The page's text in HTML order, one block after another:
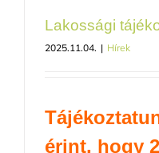
Lakossági
2025.11.04. | Hírek
érint, hogy